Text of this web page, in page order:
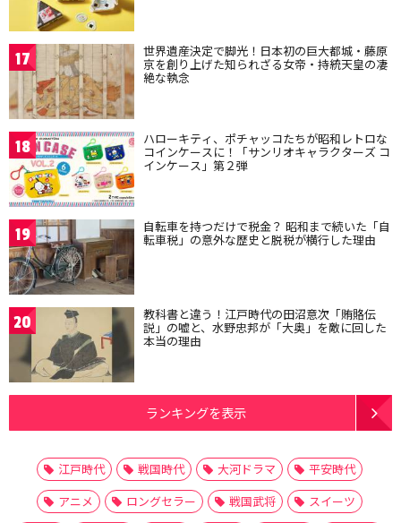
17 世界遺産決定で脚光！日本初の巨大都城・藤原
京を創り上げた知られざる女帝・持統天皇の凄
絶な執念
18 ハローキティ、ポチャッコたちが昭和レトロな
コインケースに！「サンリオキャラクターズ コ
インケース」第２弾
19 自転車を持つだけで税金？ 昭和まで続いた「自
転車税」の意外な歴史と脱税が横行した理由
20 教科書と違う！江戸時代の田沼意次「賄賂伝
説」の嘘と、水野忠邦が「大奥」を敵に回した
本当の理由
ランキングを表示
江戸時代 戦国時代 大河ドラマ
平安時代
アニメ
ロングセラー 戦国武将
スイーツ